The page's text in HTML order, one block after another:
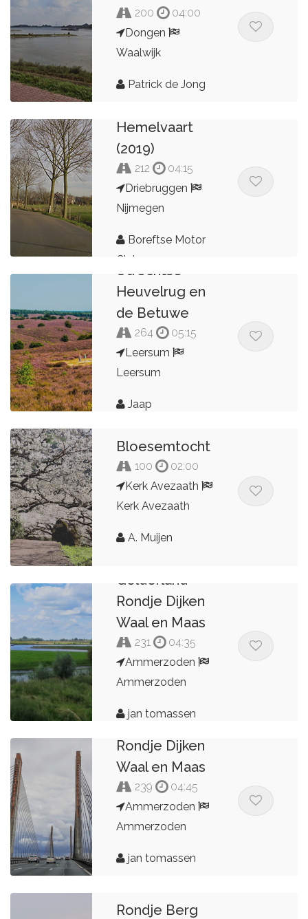
200
04:00
Dongen
Waalwijk
Patrick de Jong
Hemelvaart
(2019)
212
04:15
Driebruggen
Nijmegen
Boreftse Motor
Club
Utrechtse
Heuvelrug en
de Betuwe
264
05:15
Leersum
Leersum
Jaap
Bloesemtocht
100
02:00
Kerk Avezaath
Kerk Avezaath
A. Muijen
Gelderland -
Rondje Dijken
Waal en Maas
231
04:35
Ammerzoden
Ammerzoden
jan tomassen
Rondje Dijken
Waal en Maas
239
04:45
Ammerzoden
Ammerzoden
jan tomassen
Rondje Berg